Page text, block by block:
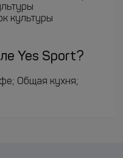
культуры
Yes Sport?
Общая кухня;